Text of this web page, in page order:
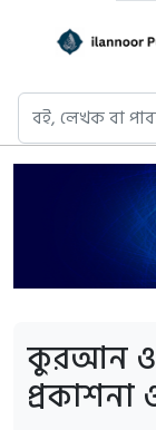
কুরআন ও